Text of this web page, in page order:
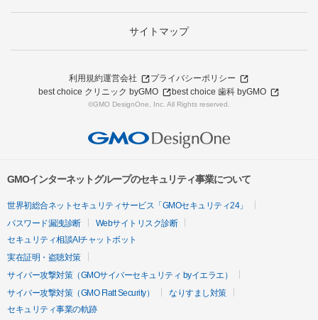
サイトマップ
利用規約運営会社
プライバシーポリシー
best choice クリニック byGMO
best choice 歯科 byGMO
©GMO DesignOne, Inc. All Rights reserved.
GMOインターネットグループのセキュリティ事業について
世界初総合ネットセキュリティサービス「GMOセキュリティ24」
パスワード漏洩診断
Webサイトリスク診断
セキュリティ相談AIチャットボット
実在証明・盗聴対策
サイバー攻撃対策（GMOサイバーセキュリティ byイエラエ）
サイバー攻撃対策（GMO Flatt Security）
なりすまし対策
セキュリティ事業の軌跡